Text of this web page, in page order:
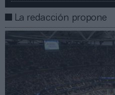
La redacción propone